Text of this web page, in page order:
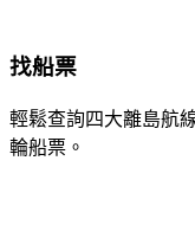
找船票
輕鬆查詢四大離島航
輪船票。